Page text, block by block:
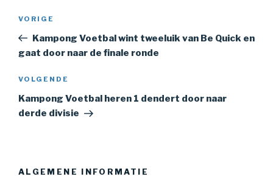
Vorig
bericht
VORIGE
Kampong Voetbal wint tweeluik van Be Quick en
gaat door naar de finale ronde
Volgend
bericht
VOLGENDE
Kampong Voetbal heren 1 dendert door naar
derde divisie
ALGEMENE INFORMATIE